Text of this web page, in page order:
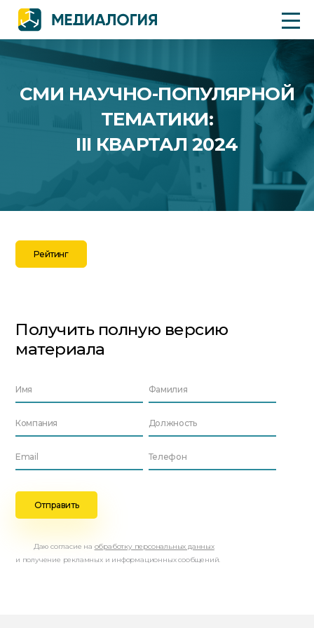
СМИ НАУЧНО-ПОПУЛЯРНОЙ
ТЕМАТИКИ:
III КВАРТАЛ 2024
Рейтинг
Получить полную версию
материала
Даю согласие на обработку персональных данных
и получение рекламных и информационных сообщений.